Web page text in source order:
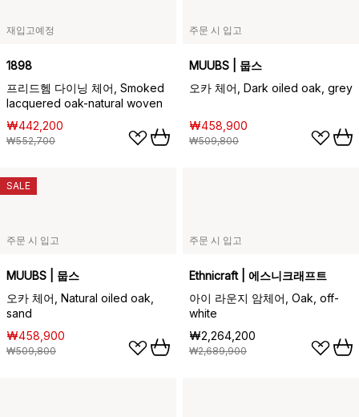
재입고예정
1898
프리드헴 다이닝 체어, Smoked
lacquered oak-natural woven
₩442,200
₩552,700
주문 시 입고
MUUBS | 뭅스
오카 체어, Dark oiled oak, grey
₩458,900
₩509,800
주문 시 입고
MUUBS | 뭅스
오카 체어, Natural oiled oak,
sand
₩458,900
₩509,800
SALE
주문 시 입고
Ethnicraft | 에스니크래프트
아이 라운지 암체어, Oak, off-
white
₩2,264,200
₩2,689,900